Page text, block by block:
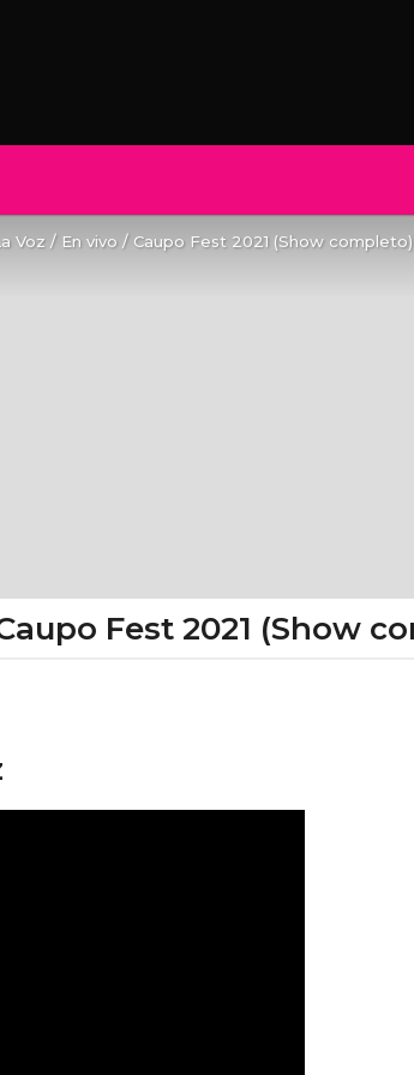
Voz / En vivo / Caupo Fest 2021 (Show completo)
Fest 2021 (Show